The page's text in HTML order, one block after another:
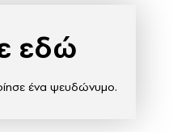
εδώ
ένα ψευδώνυμο.